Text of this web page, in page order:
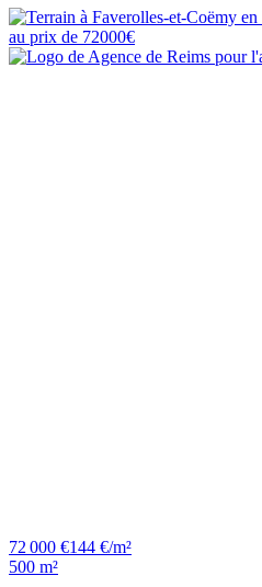
72 000 €144 €/m²
500 m²